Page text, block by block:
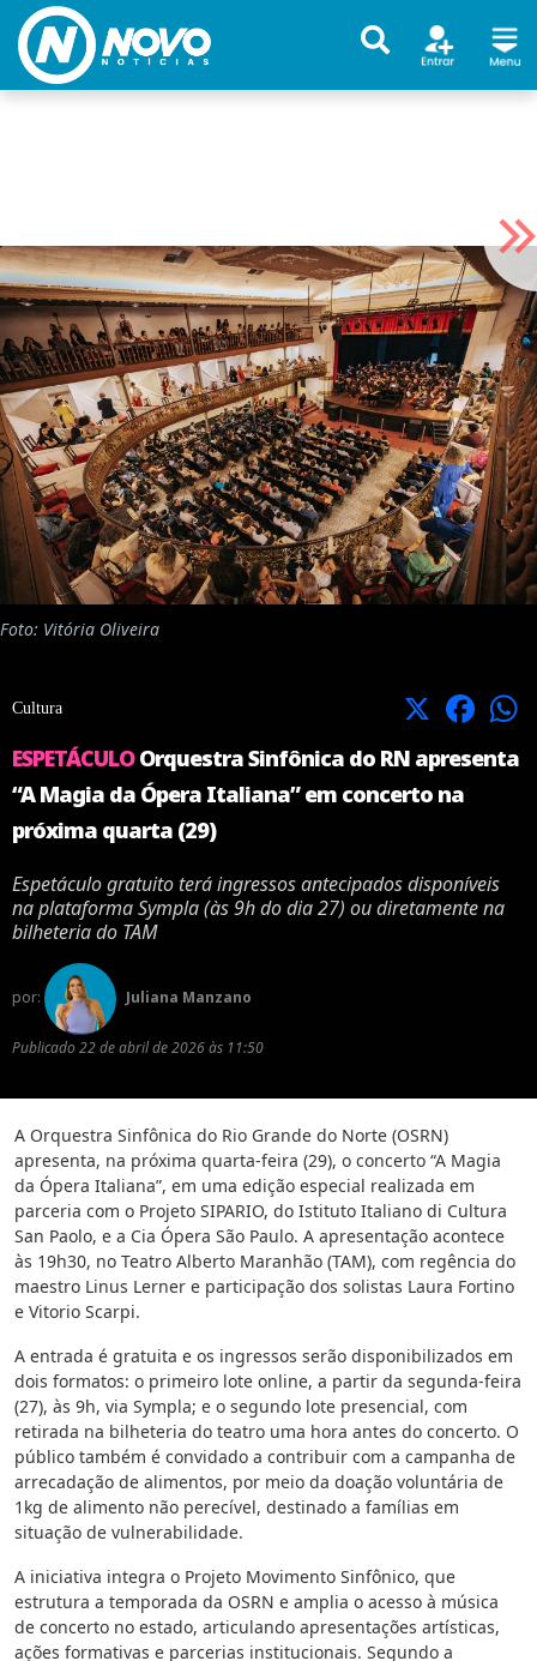
Foto: Vitória Oliveira
Cultura X Facebook
ESPETÁCULOOrquestra Sinfônica do RN apresenta
“A Magia da Ópera Italiana” em concerto na
próxima quarta (29)
Espetáculo gratuito terá ingressos antecipados disponíveis
na plataforma Sympla (às 9h do dia 27) ou diretamente na
bilheteria do TAM
por: Juliana Manzano
Publicado 22 de abril de 2026 às 11:50
A Orquestra Sinfônica do Rio Grande do Norte (OSRN)
apresenta, na próxima quarta-feira (29), o concerto “A Magia
da Ópera Italiana”, em uma edição especial realizada em
parceria com o Projeto SIPARIO, do Istituto Italiano di Cultura
San Paolo, e a Cia Ópera São Paulo. A apresentação acontece
às 19h30, no Teatro Alberto Maranhão (TAM), com regência do
maestro Linus Lerner e participação dos solistas Laura Fortino
e Vitorio Scarpi.
A entrada é gratuita e os ingressos serão disponibilizados em
dois formatos: o primeiro lote online, a partir da segunda-feira
(27), às 9h, via Sympla; e o segundo lote presencial, com
retirada na bilheteria do teatro uma hora antes do concerto. O
público também é convidado a contribuir com a campanha de
arrecadação de alimentos, por meio da doação voluntária de
1kg de alimento não perecível, destinado a famílias em
situação de vulnerabilidade.
A iniciativa integra o Projeto Movimento Sinfônico, que
estrutura a temporada da OSRN e amplia o acesso à música
de concerto no estado, articulando apresentações artísticas,
ações formativas e parcerias institucionais. Segundo a